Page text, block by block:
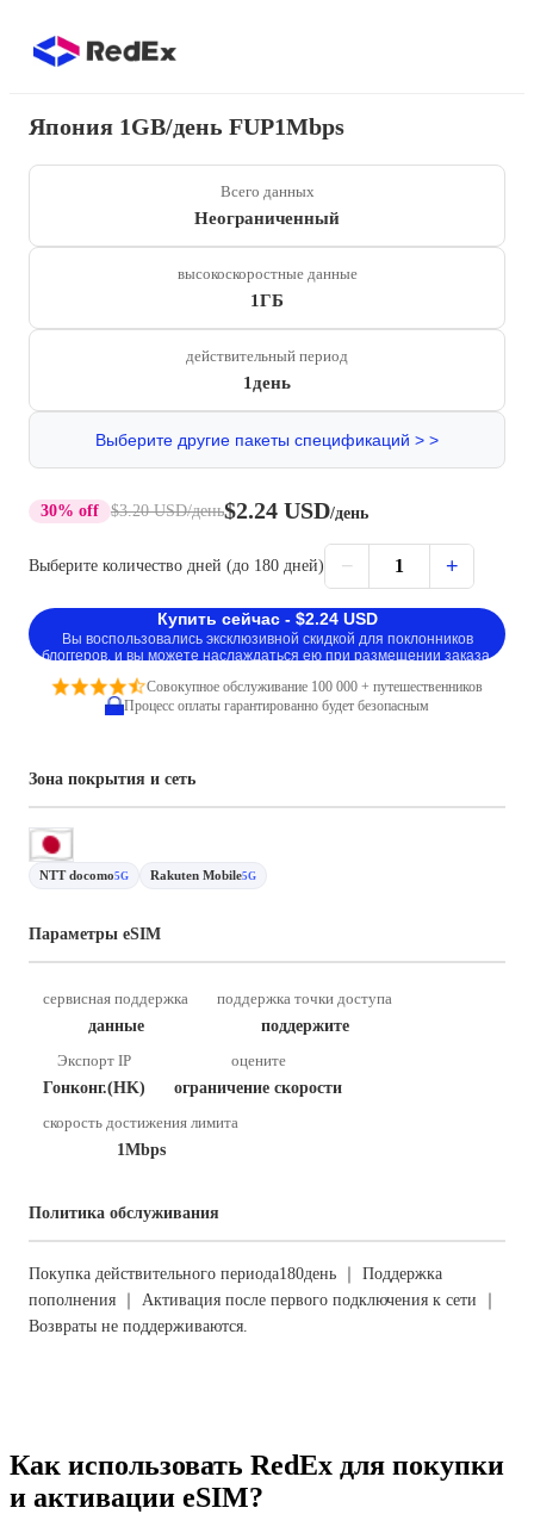
Япония 1GB/день FUP1Mbps
Всего данных
Неограниченный
высокоскоростные данные
1ГБ
действительный период
1день
Выберите другие пакеты спецификаций > >
30% off $3.20 USD/день$2.24 USD/день
Выберите количество дней (до 180 дней) − 1 +
Купить сейчас - $2.24 USD
Вы воспользовались эксклюзивной скидкой для поклонников
блоггеров, и вы можете наслаждаться ею при размещении заказа.
Совокупное обслуживание 100 000 + путешественников
Процесс оплаты гарантированно будет безопасным
Зона покрытия и сеть
NTT docomo5G Rakuten Mobile5G
Параметры eSIM
сервисная поддержка
данные
поддержка точки доступа
поддержите
Экспорт IP
Гонконг.(HK)
оцените
ограничение скорости
скорость достижения лимита
1Mbps
Политика обслуживания
Покупка действительного периода180день ｜ Поддержка
пополнения ｜ Активация после первого подключения к сети ｜
Возвраты не поддерживаются.
Как использовать RedEx для покупки
и активации eSIM?